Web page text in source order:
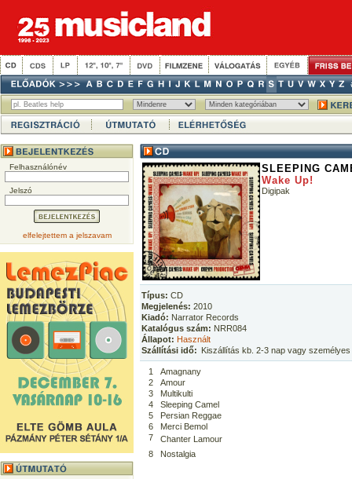
Felhasználónév
Jelszó
elfelejtettem a jelszavam
SLEEPING
Wake Up!
Digipak
Típus: CD
Megjelenés: 2010
Kiadó: Narrator Records
Katalógus szám: NRR084
Állapot: Használt
Szállítási idő: Kiszállítás kb. 2-3 nap vagy
1
Amagnany
2
Amour
3
Multikulti
4
Sleeping Camel
5
Persian Reggae
6
Merci Bemol
7
Chanter Lamour
8
Nostalgia